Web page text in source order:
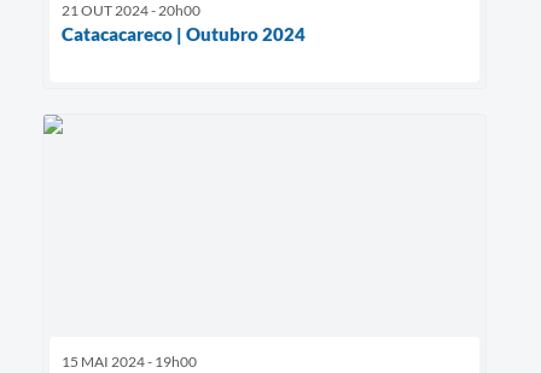
21 OUT 2024 - 20h00
Catacacareco | Outubro 2024
15 MAI 2024 - 19h00